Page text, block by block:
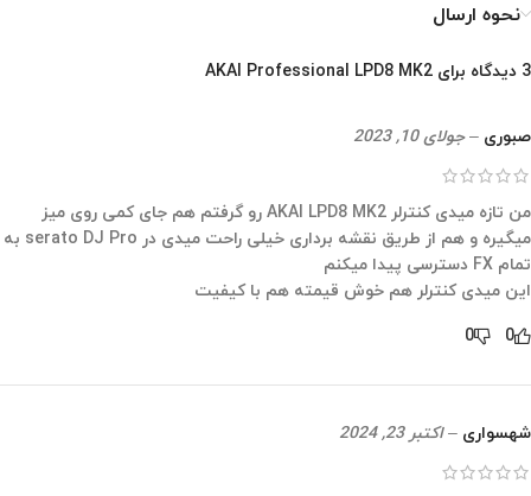
نحوه ارسال
3 دیدگاه برای AKAI Professional LPD8 MK2
صبوری – جولای 10, 2023
من تازه میدی کنترلر AKAI LPD8 MK2 رو گرفتم هم جای کمی روی میز
میگیره و هم از طریق نقشه برداری خیلی راحت میدی در serato DJ Pro به
تمام FX دسترسی پیدا میکنم
این میدی کنترلر هم خوش قیمته هم با کیفیت
0
0
شهسواری – اکتبر 23, 2024